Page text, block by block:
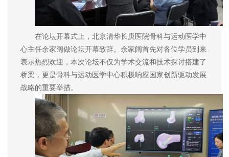
在论坛开幕式上，北京清华长庚医院骨科与运动医学中
心主任余家阔做论坛开幕致辞。余家阔首先对各位学员到来
表示热烈欢迎，本次论坛不仅为学术交流和技术探讨搭建了
桥梁，更是骨科与运动医学中心积极响应国家创新驱动发展
战略的重要举措。